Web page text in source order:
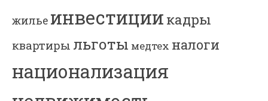
жилье инвестиции кадры
квартиры льготы медтех налоги
национализация